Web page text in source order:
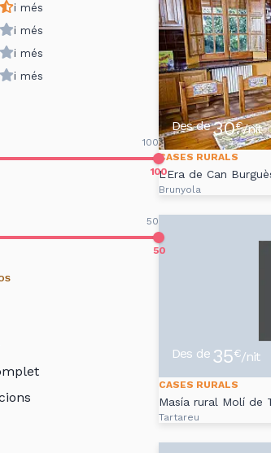
i més
i més
i més
i més
100
100
50
50
Des de30€/nit
CASES RURALS
L'Era de Can
Brunyola
Des de 35€/nit
CASES RURALS
Masía rural Molí de
Tartareu